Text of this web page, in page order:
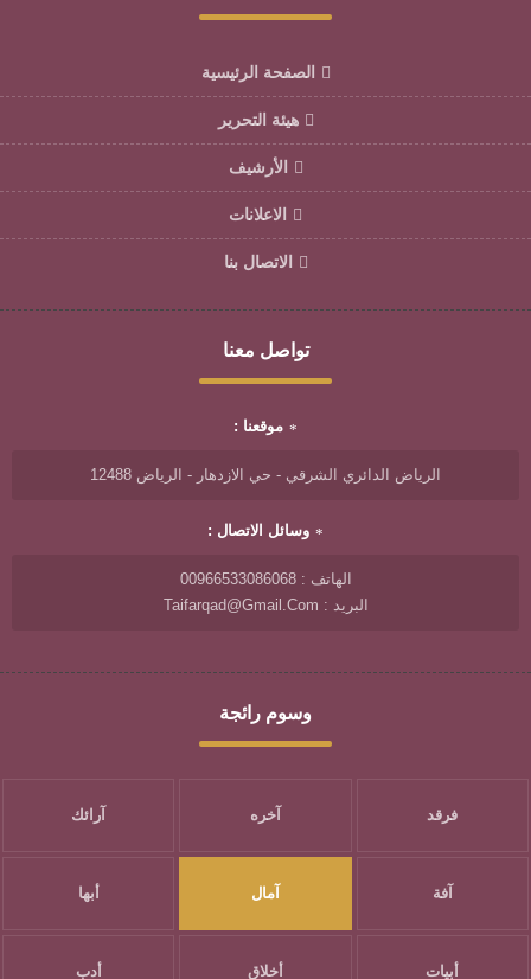
الصفحة الرئيسية
هيئة التحرير
الأرشيف
الاعلانات
الاتصال بنا
تواصل معنا
موقعنا :
الرياض الدائري الشرقي - حي الازدهار - الرياض 12488
وسائل الاتصال :
الهاتف : 00966533086068
البريد : Taifarqad@gmail.com
وسوم رائجة
فرقد آخره آرائك
آفة آمال أبها
أبيات أخلاق أدب